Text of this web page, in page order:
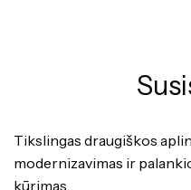
Tikslingas draugiškos
modernizavimas ir
kūrimas.